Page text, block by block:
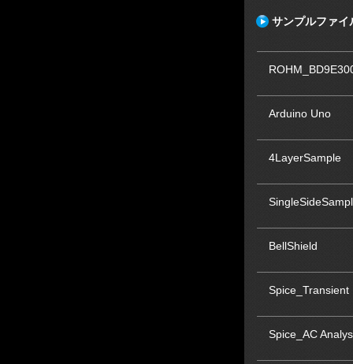
サンプルファイ
Arduino Uno
4LayerSample
BellShield
Spice_Transient
Spice_AC